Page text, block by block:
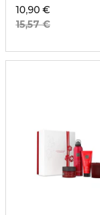
10,90 €
15,57 €